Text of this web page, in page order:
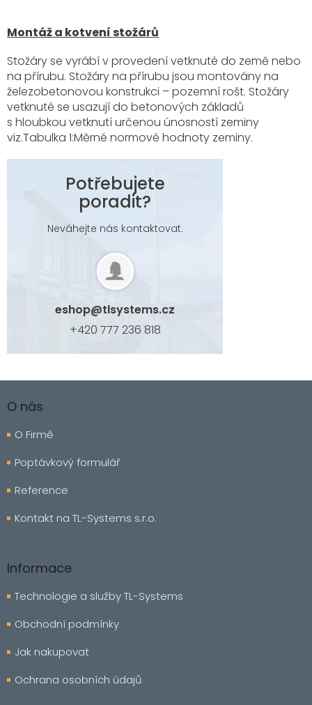
Montáž a kotvení stožárů
Stožáry se vyrábí v provedení vetknuté do země nebo
na přírubu. Stožáry na přírubu jsou montovány na
železobetonovou konstrukci – pozemní rošt. Stožáry
vetknuté se usazují do betonových základů
s hloubkou vetknutí určenou únosností zeminy
viz.Tabulka 1:Měrné normové hodnoty zeminy.
Potřebujete
poradit?
Neváhejte nás kontaktovat.
eshop@tlsystems.cz
+420 777 236 818
á
a
O nás
O Firmě
Poptávkový formulář
Reference
Kontakt na TL-Systems s.r.o.
Informace
Technologie a služby TL-Systems
Obchodní podmínky
Jak nakupovat
Ochrana osobních údajů